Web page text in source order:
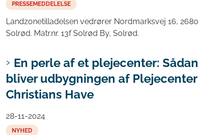
PRESSEMEDDELELSE
Landzonetilladelsen vedrører Nordmarksvej 16, 2680
Solrød. Matr.nr. 13f Solrød By, Solrød.
En perle af et plejecenter: Sådan
bliver udbygningen af Plejecenter
Christians Have
28-11-2024
NYHED